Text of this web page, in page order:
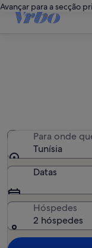
Avançar para a secção
Para onde
Tunísia
Datas
Hóspedes
2 hóspedes